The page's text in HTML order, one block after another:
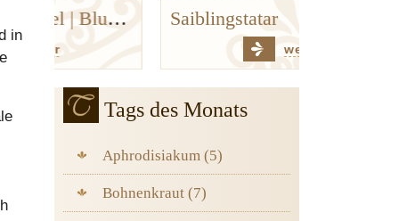
in
Saiblingstatar
Tags des Monats
Aphrodisiakum (5)
Bohnenkraut (7)